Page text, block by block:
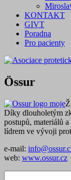
KONTAKT
GIVT
Poradna
Pro pacienty
Össur
Díky dlouholetým
postupů, materiálů
lídrem ve vývoji
e-mail:
web: www.ossur.cz